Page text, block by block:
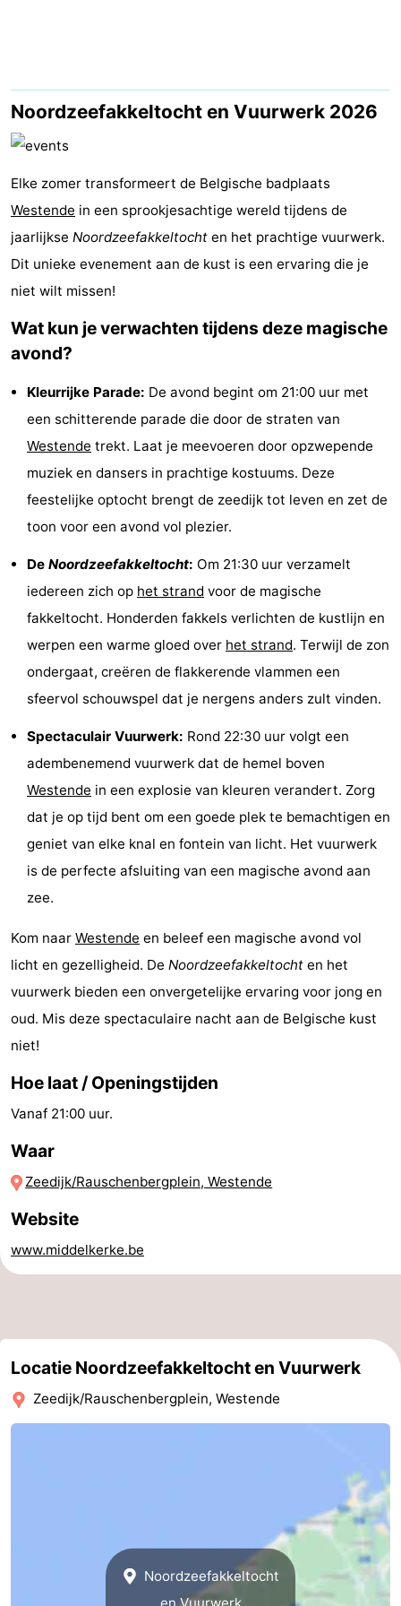
-
Nieuwpoort
-
Oostduinkerke
zee
-
minutes
Strand
doen
Bezienswaardigheden
Musea
Monumenten
Uitkijkpunten
Attracties
Boerderijen
Speeltuinen
Binnenspeeltuinen
Bowlen
Minigolfbanen
Wellness
centra
Dorpen
Steden
Natuur
Sporten
Zwembaden
Fietsen
-
Wandelen
-
Golfbanen
-
Surfen
Eten
en
drinken
Evenementen
Praktisch
Forum
Parkeren
-
Kusttram
Reisboekenwinkel
Noordzeefakkeltocht en Vuurwerk 2026
Elke zomer transformeert de Belgische badplaats
Westende in een sprookjesachtige wereld tijdens de
jaarlijkse Noordzeefakkeltocht en het prachtige vuurwerk.
Dit unieke evenement aan de kust is een ervaring die je
niet wilt missen!
Wat kun je verwachten tijdens deze magische
avond?
Kleurrijke Parade: De avond begint om 21:00 uur met
een schitterende parade die door de straten van
Westende trekt. Laat je meevoeren door opzwepende
muziek en dansers in prachtige kostuums. Deze
feestelijke optocht brengt de zeedijk tot leven en zet de
toon voor een avond vol plezier.
De Noordzeefakkeltocht: Om 21:30 uur verzamelt
iedereen zich op het strand voor de magische
fakkeltocht. Honderden fakkels verlichten de kustlijn en
werpen een warme gloed over het strand. Terwijl de zon
ondergaat, creëren de flakkerende vlammen een
sfeervol schouwspel dat je nergens anders zult vinden.
Spectaculair Vuurwerk: Rond 22:30 uur volgt een
adembenemend vuurwerk dat de hemel boven
Westende in een explosie van kleuren verandert. Zorg
dat je op tijd bent om een goede plek te bemachtigen en
geniet van elke knal en fontein van licht. Het vuurwerk
is de perfecte afsluiting van een magische avond aan
zee.
Kom naar Westende en beleef een magische avond vol
licht en gezelligheid. De Noordzeefakkeltocht en het
vuurwerk bieden een onvergetelijke ervaring voor jong en
oud. Mis deze spectaculaire nacht aan de Belgische kust
niet!
Hoe laat / Openingstijden
Vanaf 21:00 uur.
Waar
Zeedijk/Rauschenbergplein, Westende
Website
www.middelkerke.be
Locatie Noordzeefakkeltocht en Vuurwerk
Zeedijk/Rauschenbergplein, Westende
Noordzeefakkeltocht
en Vuurwerk